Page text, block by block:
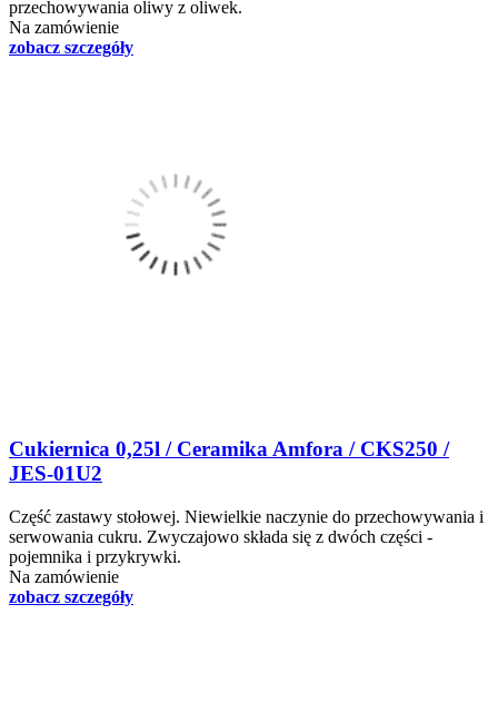
przechowywania oliwy z oliwek.
Na zamówienie
zobacz szczegóły
Cukiernica 0,25l / Ceramika Amfora / CKS250 /
JES-01U2
Część zastawy stołowej. Niewielkie naczynie do przechowywania i
serwowania cukru. Zwyczajowo składa się z dwóch części -
pojemnika i przykrywki.
Na zamówienie
zobacz szczegóły